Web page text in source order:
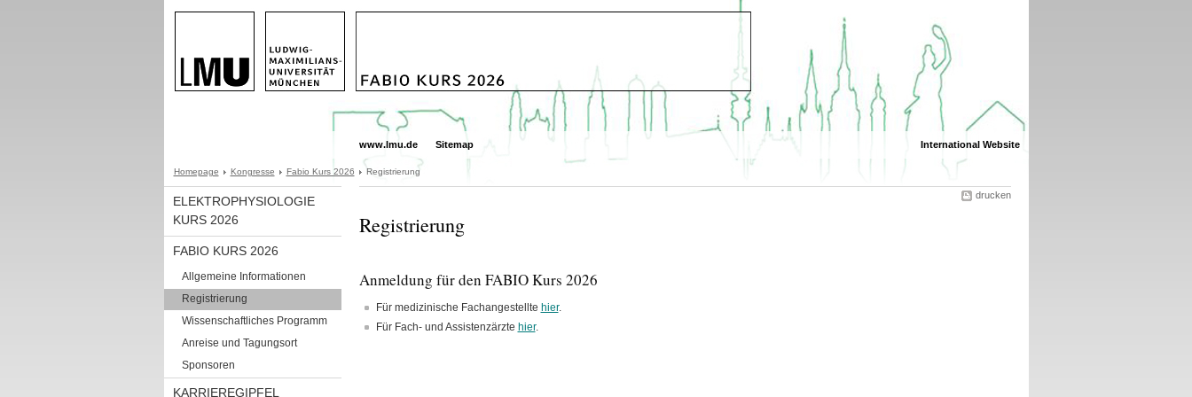
www.lmu.de Sitemap International Website
Homepage Kongresse Fabio Kurs 2026 Registrierung
ELEKTROPHYSIOLOGIE
KURS 2026
FABIO KURS 2026
Allgemeine Informationen
Registrierung
Wissenschaftliches Programm
Anreise und Tagungsort
Sponsoren
KARRIEREGIPFEL
drucken
Registrierung
Anmeldung für den FABIO Kurs 2026
Für medizinische Fachangestellte hier.
Für Fach- und Assistenzärzte hier.